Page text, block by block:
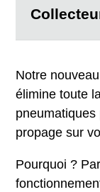
Notre
élimine toute
propage sur
Pourquoi ?